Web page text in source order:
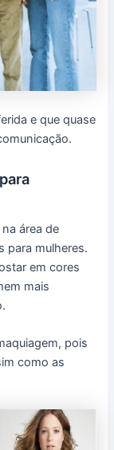
e que quase
área de
para mulheres.
em cores
mais
pois
como as